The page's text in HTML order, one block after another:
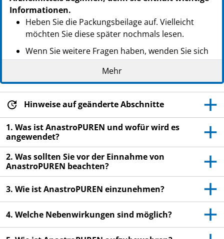
NTIN: 04150172574475
Informationen.
Heben Sie die Packungsbeilage auf. Vielleicht
möchten Sie diese später nochmals lesen.
Wenn Sie weitere Fragen haben, wenden Sie sich
an Ihren Arzt oder Apotheker.
Dieses Arzneimittel wurde Ihnen persönlich
verschrieben. Geben Sie es nicht an Dritte weiter.
Es kann anderen Menschen schaden, auch wenn
diese die gleichen Beschwerden haben wie Sie.
Wenn Sie Nebenwirkungen bemerken, wenden Sie
sich an Ihren Arzt oder Apotheker. Dies gilt auch
für Nebenwirkungen, die nicht in dieser
Packungsbeilage angegeben sind. Siehe Abschnitt
Mehr
Hinweise auf geänderte Abschnitte
1. Was ist AnastroPUREN und wofür wird es
angewendet?
2. Was sollten Sie vor der Einnahme von
AnastroPUREN beachten?
3. Wie ist AnastroPUREN einzunehmen?
4. Welche Nebenwirkungen sind möglich?